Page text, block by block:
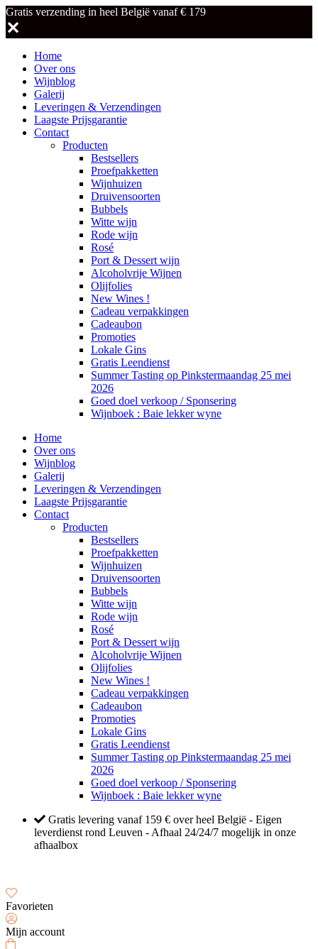
Gratis verzending in heel België vanaf € 179
✕
Home
Over ons
Wijnblog
Galerij
Leveringen & Verzendingen
Laagste Prijsgarantie
Contact
Producten
Bestsellers
Proefpakketten
Wijnhuizen
Druivensoorten
Bubbels
Witte wijn
Rode wijn
Rosé
Port & Dessert wijn
Alcoholvrije Wijnen
Olijfolies
New Wines !
Cadeau verpakkingen
Cadeaubon
Promoties
Lokale Gins
Gratis Leendienst
Summer Tasting op Pinkstermaandag 25 mei
2026
Goed doel verkoop / Sponsering
Wijnboek : Baie lekker wyne
Home
Over ons
Wijnblog
Galerij
Leveringen & Verzendingen
Laagste Prijsgarantie
Contact
Producten
Bestsellers
Proefpakketten
Wijnhuizen
Druivensoorten
Bubbels
Witte wijn
Rode wijn
Rosé
Port & Dessert wijn
Alcoholvrije Wijnen
Olijfolies
New Wines !
Cadeau verpakkingen
Cadeaubon
Promoties
Lokale Gins
Gratis Leendienst
Summer Tasting op Pinkstermaandag 25 mei
2026
Goed doel verkoop / Sponsering
Wijnboek : Baie lekker wyne
Gratis levering vanaf 159 € over heel België - Eigen
leverdienst rond Leuven - Afhaal 24/24/7 mogelijk in onze
afhaalbox
Favorieten
Mijn account